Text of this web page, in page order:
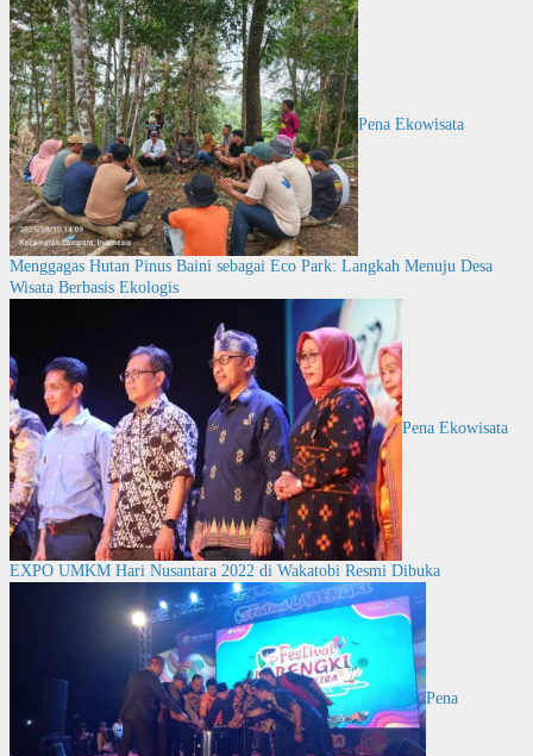
Pena Ekowisata
Menggagas Hutan Pinus Baini sebagai Eco Park: Langkah Menuju Desa
Wisata Berbasis Ekologis
Pena Ekowisata
EXPO UMKM Hari Nusantara 2022 di Wakatobi Resmi Dibuka
Pena